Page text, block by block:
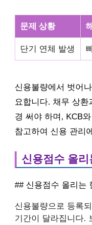
문제 상황
단기 연체 발생
신용불량에서 벗어
요합니다. 채무 상환
경 써야 하며, KCB
참고하여 신용 관리
신용점수 올리
## 신용점수 올리는
신용불량으로 등록
기간이 달라집니다.